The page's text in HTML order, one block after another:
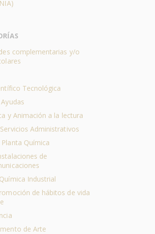
complementarias y/o
Tecnológica
y Animación a la lectura
Administrativos
Planta Química
de
Industrial
de hábitos de vida
de Arte